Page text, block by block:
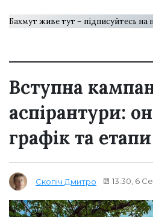
Бахмут живе тут – підписуйтесь на
Вступна
аспірантури:
графік та
Скопіч Дмитро 13:30, 6